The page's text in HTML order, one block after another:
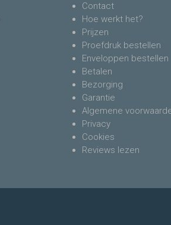
Contact
Hoe werkt het?
Prijzen
Proefdruk bestellen
Enveloppen bestellen
Betalen
Bezorging
Garantie
Algemene
Privacy
Cookies
Reviews lezen